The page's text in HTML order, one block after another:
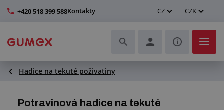
+420 518 399 588Kontakty CZ CZK
Hadice a jejich kompletace
Profily a výroba těsnění
Hadice na tekuté poživatiny
Potravinová hadice na tekuté